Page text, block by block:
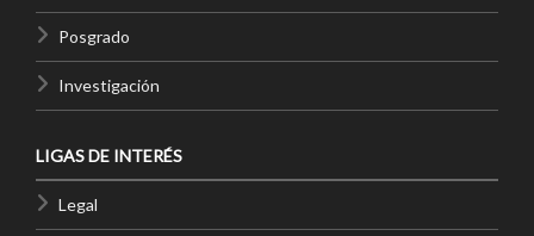
Posgrado
Investigación
LIGAS DE INTERÉS
Legal